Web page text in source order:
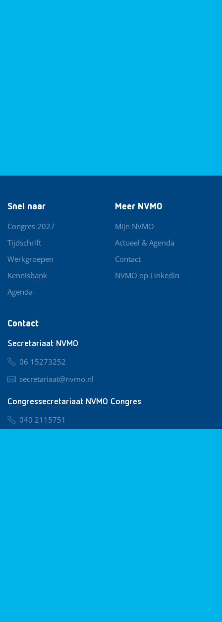
Contact
Secretariaat NVMO
06 15273252
secretariaat@nvmo.nl
Congressecretariaat NVMO Congres
040 2115751
Snel naar
Congres 2027
Tijdschrift
Werkgroepen
Kennisbank
Agenda
Meer NVMO
Mijn NVMO
Actueel & Agenda
Contact
NVMO op LinkedIn